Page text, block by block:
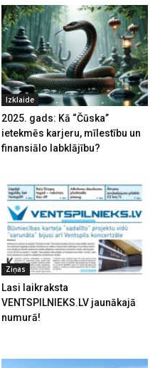
Izklaide
2025. gads: Kā “Čūska”
ietekmēs karjeru, mīlestību un
finansiālo labklājību?
Ziņas
Lasi laikraksta
VENTSPILNIEKS.LV jaunākajā
numurā!